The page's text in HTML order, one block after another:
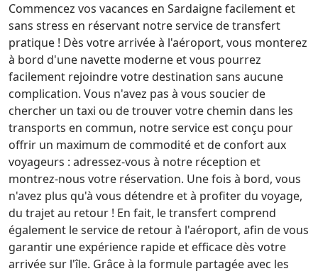
Commencez vos vacances en Sardaigne facilement et
sans stress en réservant notre service de transfert
pratique ! Dès votre arrivée à l'aéroport, vous monterez
à bord d'une navette moderne et vous pourrez
facilement rejoindre votre destination sans aucune
complication. Vous n'avez pas à vous soucier de
chercher un taxi ou de trouver votre chemin dans les
transports en commun, notre service est conçu pour
offrir un maximum de commodité et de confort aux
voyageurs : adressez-vous à notre réception et
montrez-nous votre réservation. Une fois à bord, vous
n'avez plus qu'à vous détendre et à profiter du voyage,
du trajet au retour ! En fait, le transfert comprend
également le service de retour à l'aéroport, afin de vous
garantir une expérience rapide et efficace dès votre
arrivée sur l'île. Grâce à la formule partagée avec les